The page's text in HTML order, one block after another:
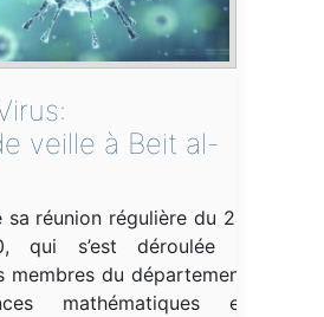
veille à Beit al-
réunion régulière du 24
qui s’est déroulée à
membres du département
mathématiques et